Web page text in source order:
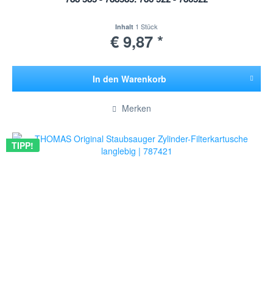
Inhalt 1 Stück
€ 9,87 *
In den Warenkorb
Merken
TIPP!